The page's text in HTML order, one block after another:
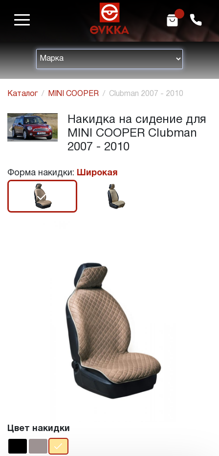
h m
Каталог MINI COOPER Clubman 2007 - 2010
Накидка на сидение для
MINI COOPER Clubman
2007 - 2010
Форма накидки: Широкая
r
Цвет накидки